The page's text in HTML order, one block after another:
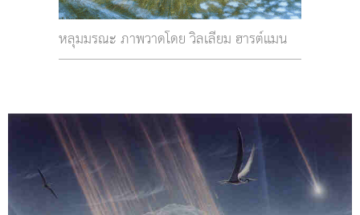
หลุมมรณะ ภาพวาดโดย วิลเลียม ฮารต์แมน